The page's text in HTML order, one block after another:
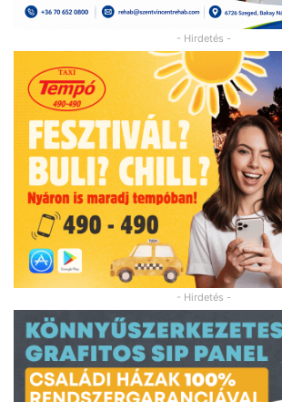
- Hirdetés -
- Hirdetés -